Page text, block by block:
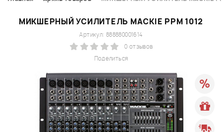
МИКШЕРНЫЙ УСИЛИТЕЛЬ MACKIE PPM 1012
Поделиться
Артикул: 888880001614
0 отзывов